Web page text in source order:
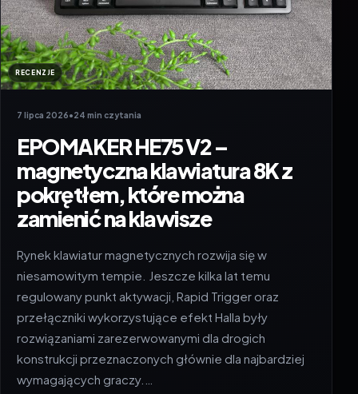
RECENZJE
7 lipca 2026•24 min czytania
EPOMAKER HE75 V2 –
magnetyczna klawiatura 8K z
pokrętłem, które można
zamienić na klawisze
Rynek klawiatur magnetycznych rozwija się w
niesamowitym tempie. Jeszcze kilka lat temu
regulowany punkt aktywacji, Rapid Trigger oraz
przełączniki wykorzystujące efekt Halla były
rozwiązaniami zarezerwowanymi dla drogich
konstrukcji przeznaczonych głównie dla najbardziej
wymagających graczy.…